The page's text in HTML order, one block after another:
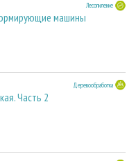
Лесопиление
машины
Деревообработка
Часть 2